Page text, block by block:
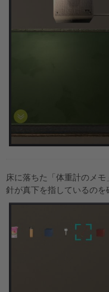
床に落ちた「体重計のメモ
針が真下を指しているのを